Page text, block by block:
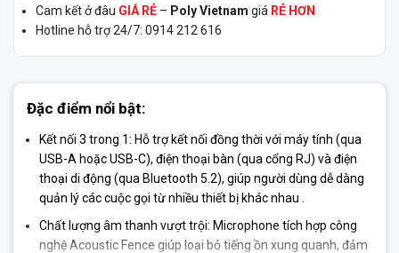
Cam kết ở đâu GIÁ RẺ – Poly Vietnam giá RẺ HƠN
Hotline hỗ trợ 24/7: 0914 212 616
Đặc điểm nổi bật:
Kết nối 3 trong 1: Hỗ trợ kết nối đồng thời với máy tính (qua
USB-A hoặc USB-C), điện thoại bàn (qua cổng RJ) và điện
thoại di động (qua Bluetooth 5.2), giúp người dùng dễ dàng
quản lý các cuộc gọi từ nhiều thiết bị khác nhau .
Chất lượng âm thanh vượt trội: Microphone tích hợp công
nghệ Acoustic Fence giúp loại bỏ tiếng ồn xung quanh, đảm